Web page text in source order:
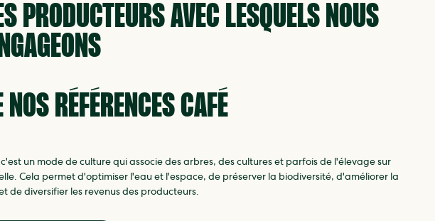
PRODUCTEURS AVEC LESQUELS NOUS
RÉFÉRENCES CAFÉ
un mode de culture qui associe des arbres, des cultures et parfois de l'élevage sur
Cela permet d'optimiser l'eau et l'espace, de préserver la biodiversité, d'améliorer la
de diversifier les revenus des producteurs.